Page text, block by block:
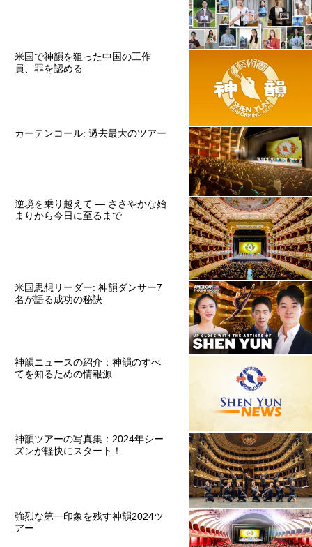
米国で神韻を狙った中国の工作
員、罪を認める
カーテンコール: 過去最大のツアー
逆境を乗り越えて ― ささやかな始
まりから今日に至るまで
米国思想リーダー: 神韻ダンサー7
名が語る成功の秘訣
神韻ニュースの紹介：神韻のすべ
てを知るための情報源
神韻ツアーの写真集：2024年シー
ズンが軽快にスタート！
強烈な第一印象を残す神韻2024ツ
アー